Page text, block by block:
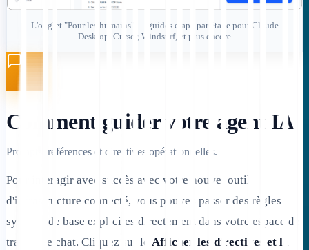
L'onglet "Pour les humains" — guides étape par étape pour Claude
Desktop, Cursor, Windsurf, et plus encore
Comment guider votre agent IA
Prompts, références et directives opérationnelles.
Pour interagir avec succès avec votre nouvel outil
d'infrastructure connecté, vous pouvez passer des règles
système de base explicites directement dans votre espace de
travail de chat. Cliquez sur le Afficher les directives et la